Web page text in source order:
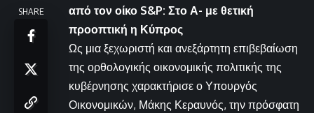
SHARE
από τον οίκο S&P: Στο Α- με θετική
προοπτική η Κύπρος
Ως μια ξεχωριστή και ανεξάρτητη επιβεβαίωση
της ορθολογικής οικονομικής πολιτικής της
κυβέρνησης χαρακτήρισε ο Υπουργός
Οικονομικών, Μάκης Κεραυνός, την πρόσφατη